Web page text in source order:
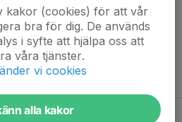
ny huvudtränare för U18
kakor (cookies) för att vår
bra för dig. De används
i syfte att hjälpa oss att
våra tjänster.
vi cookies
alla kakor